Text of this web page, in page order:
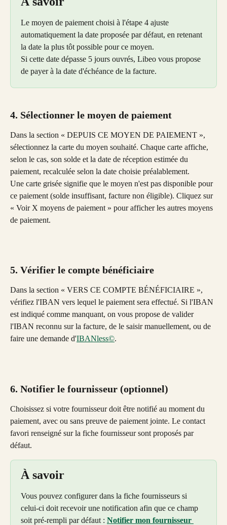
Le moyen de paiement choisi à l'étape 4 ajuste
automatiquement la date proposée par défaut, en retenant
la date la plus tôt possible pour ce moyen.
Si cette date dépasse 5 jours ouvrés, Libeo vous propose
de payer à la date d'échéance de la facture.
4. Sélectionner le moyen de paiement
Dans la section « DEPUIS CE MOYEN DE PAIEMENT »,
sélectionnez la carte du moyen souhaité. Chaque carte affiche,
selon le cas, son solde et la date de réception estimée du
paiement, recalculée selon la date choisie préalablement.
Une carte grisée signifie que le moyen n'est pas disponible pour
ce paiement (solde insuffisant, facture non éligible). Cliquez sur
« Voir X moyens de paiement » pour afficher les autres moyens
de paiement.
5. Vérifier le compte bénéficiaire
Dans la section « VERS CE COMPTE BÉNÉFICIAIRE »,
vérifiez l'IBAN vers lequel le paiement sera effectué. Si l'IBAN
est indiqué comme manquant, on vous propose de valider
l'IBAN reconnu sur la facture, de le saisir manuellement, ou de
faire une demande d'IBANless©.
6. Notifier le fournisseur (optionnel)
Choisissez si votre fournisseur doit être notifié au moment du
paiement, avec ou sans preuve de paiement jointe. Le contact
favori renseigné sur la fiche fournisseur sont proposés par
défaut.
À savoir
Vous pouvez configurer dans la fiche fournisseurs si
celui-ci doit recevoir une notification afin que ce champ
soit pré-rempli par défaut : Notifier mon fournisseur